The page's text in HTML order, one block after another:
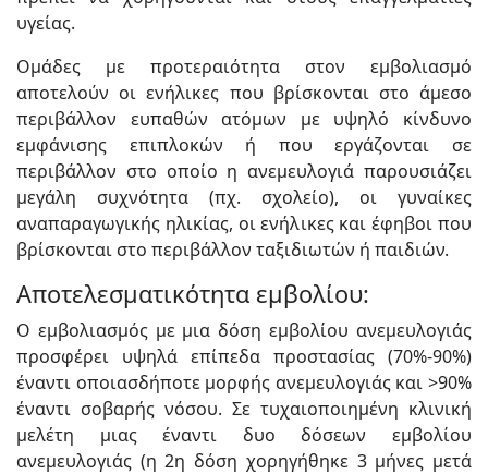
υγείας.
Ομάδες με προτεραιότητα στον εμβολιασμό
αποτελούν οι ενήλικες που βρίσκονται στο άμεσο
περιβάλλον ευπαθών ατόμων με υψηλό κίνδυνο
εμφάνισης επιπλοκών ή που εργάζονται σε
περιβάλλον στο οποίο η ανεμευλογιά παρουσιάζει
μεγάλη συχνότητα (πχ. σχολείο), οι γυναίκες
αναπαραγωγικής ηλικίας, οι ενήλικες και έφηβοι που
βρίσκονται στο περιβάλλον ταξιδιωτών ή παιδιών.
Αποτελεσματικότητα εμβολίου:
Ο εμβολιασμός με μια δόση εμβολίου ανεμευλογιάς
προσφέρει υψηλά επίπεδα προστασίας (70%-90%)
έναντι οποιασδήποτε μορφής ανεμευλογιάς και >90%
έναντι σοβαρής νόσου. Σε τυχαιοποιημένη κλινική
μελέτη μιας έναντι δυο δόσεων εμβολίου
ανεμευλογιάς (η 2η δόση χορηγήθηκε 3 μήνες μετά